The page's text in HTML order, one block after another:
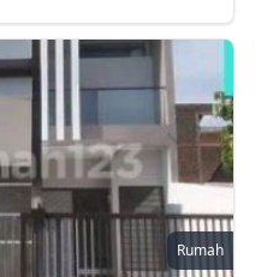
Rumah